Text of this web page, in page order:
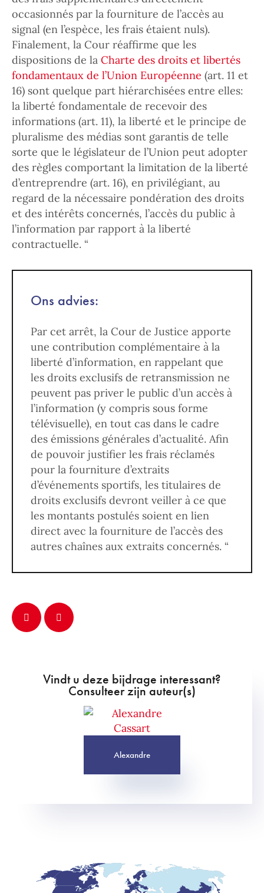
occasionnés par la fourniture de l’accès au
signal (en l’espèce, les frais étaient nuls).
Finalement, la Cour réaffirme que les
dispositions de la Charte des droits et libertés
fondamentaux de l’Union Européenne (art. 11 et
16) sont quelque part hiérarchisées entre elles:
la liberté fondamentale de recevoir des
informations (art. 11), la liberté et le principe de
pluralisme des médias sont garantis de telle
sorte que le législateur de l’Union peut adopter
des règles comportant la limitation de la liberté
d’entreprendre (art. 16), en privilégiant, au
regard de la nécessaire pondération des droits
et des intérêts concernés, l’accès du public à
l’information par rapport à la liberté
contractuelle. “
Ons advies:
Par cet arrêt, la Cour de Justice apporte
une contribution complémentaire à la
liberté d’information, en rappelant que
les droits exclusifs de retransmission ne
peuvent pas priver le public d’un accès à
l’information (y compris sous forme
télévisuelle), en tout cas dans le cadre
des émissions générales d’actualité. Afin
de pouvoir justifier les frais réclamés
pour la fourniture d’extraits
d’événements sportifs, les titulaires de
droits exclusifs devront veiller à ce que
les montants postulés soient en lien
direct avec la fourniture de l’accès des
autres chaînes aux extraits concernés. “
Vindt u deze bijdrage interessant?
Consulteer zijn auteur(s)
Alexandre